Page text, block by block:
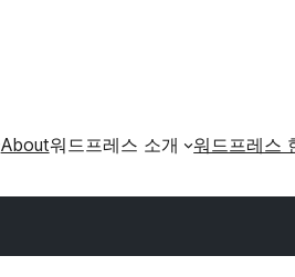
About워드프레스 소개 워드프레스